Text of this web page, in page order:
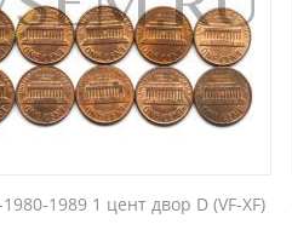
1989 1 цент двор D (VF-XF)